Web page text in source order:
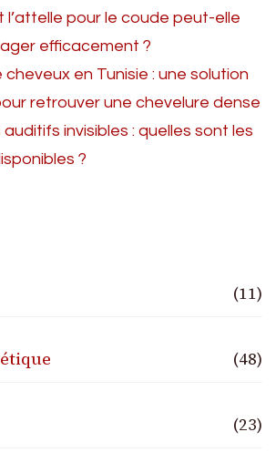
l’attelle pour le coude peut-elle
efficacement ?
en Tunisie : une solution
retrouver une chevelure dense
invisibles : quelles sont les
?
(11)
(48)
(23)